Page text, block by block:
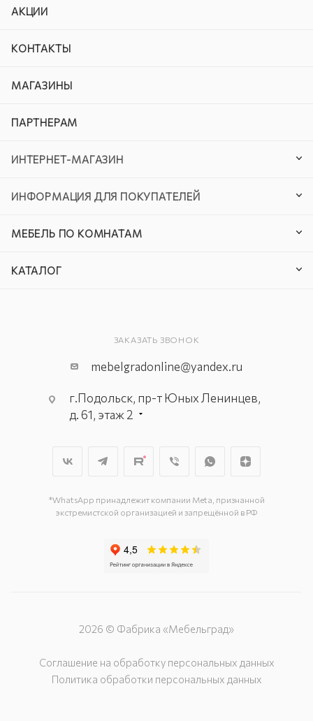
АКЦИИ
КОНТАКТЫ
МАГАЗИНЫ
ПАРТНЕРАМ
ИНТЕРНЕТ-МАГАЗИН
ИНФОРМАЦИЯ ДЛЯ ПОКУПАТЕЛЕЙ
МЕБЕЛЬ ПО КОМНАТАМ
КАТАЛОГ
ЗАКАЗАТЬ ЗВОНОК
mebelgradonline@yandex.ru
г.Подольск, пр-т Юных Ленинцев,
д. 61, этаж 2
г. Подольск, ул. Станционная, д. 11
*WhatsApp принадлежит компании Meta, признанной
экстремистской организацией и запрещённой в РФ
2026 © Фабрика «Мебельград»
Соглашение на обработку персональных данных
Политика обработки персональных данных